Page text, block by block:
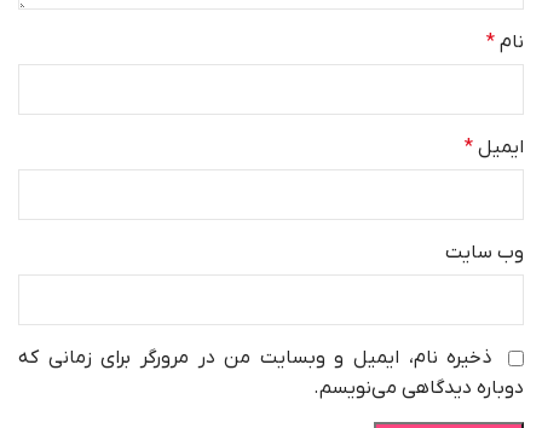
نام *
ایمیل *
وب‌ سایت
ذخیره نام، ایمیل و وبسایت من در مرورگر برای زمانی که
دوباره دیدگاهی می‌نویسم.